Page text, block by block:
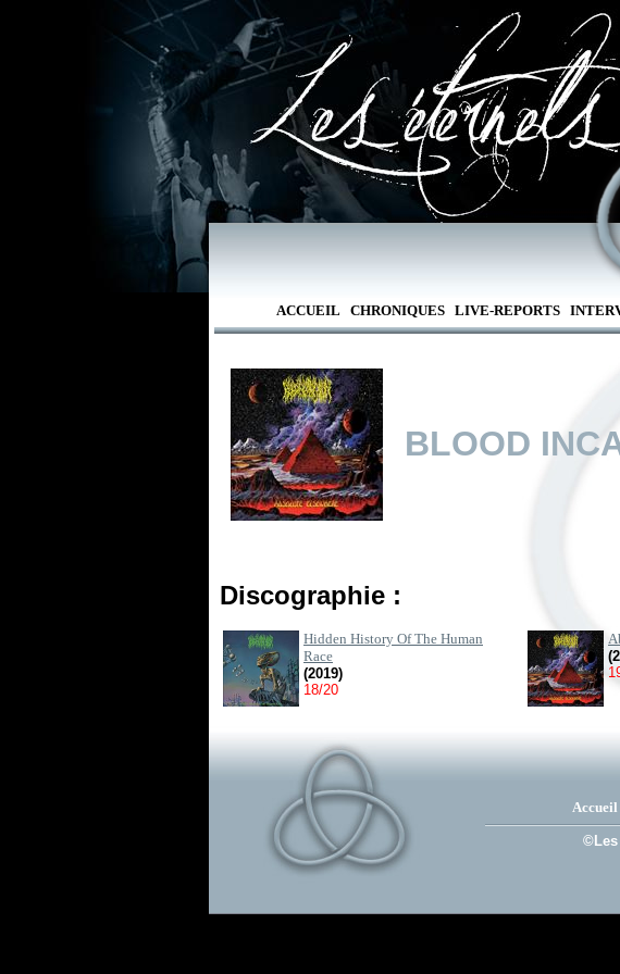
ACCUEIL CHRONIQUES LIVE-REPORTS
BLOOD
Discographie :
Hidden History Of The Human
Race
(2019)
18/20
Accueil
©Les